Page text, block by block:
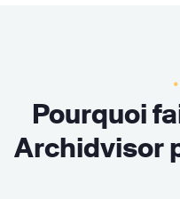
Pourquoi
Archidvisor